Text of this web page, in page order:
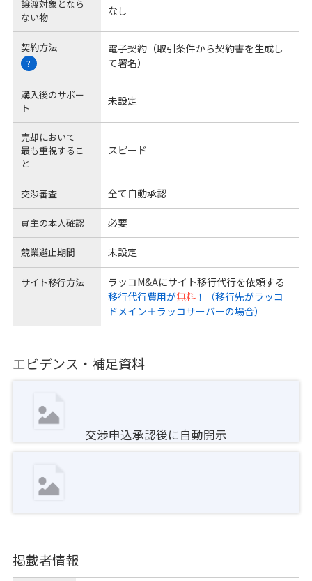
譲渡対象となら
ない物
なし
契約方法
?
電子契約（取引条件から契約書を生成し
て署名）
購入後のサポー
ト
未設定
売却において
最も重視するこ
と
スピード
交渉審査 全て自動承認
買主の本人確認 必要
競業避止期間 未設定
サイト移行方法
ラッコM&Aにサイト移行代行を依頼する
移行代行費用が無料！（移行先がラッコ
ドメイン＋ラッコサーバーの場合）
エビデンス・補足資料
交渉申込承認後に自動開示
掲載者情報